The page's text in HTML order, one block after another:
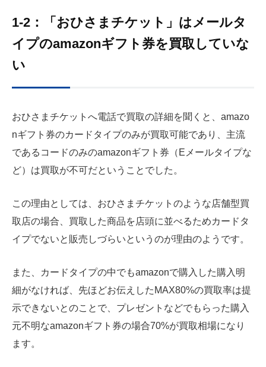
1-2：「おひさまチケット」はメールタ
イプのamazonギフト券を買取していな
い
おひさまチケットへ電話で買取の詳細を聞くと、amazo
nギフト券のカードタイプのみが買取可能であり、主流
であるコードのみのamazonギフト券（Eメールタイプな
ど）は買取が不可だということでした。
この理由としては、おひさまチケットのような店舗型買
取店の場合、買取した商品を店頭に並べるためカードタ
イプでないと販売しづらいというのが理由のようです。
また、カードタイプの中でもamazonで購入した購入明
細がなければ、先ほどお伝えしたMAX80%の買取率は提
示できないとのことで、プレゼントなどでもらった購入
元不明なamazonギフト券の場合70%が買取相場になり
ます。